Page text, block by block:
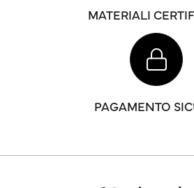
MATERIALI
PAGAMENTO